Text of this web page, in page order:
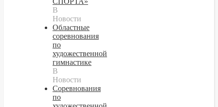
В
Новости
Областные
соревнования
по
художественной
гимнастике
В
Новости
Cоревнования
по